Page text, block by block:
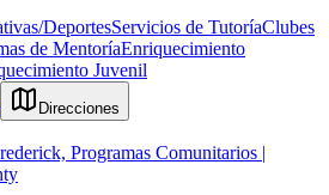
DeportesServicios de TutoríaClubes
de MentoríaEnriquecimiento
Juvenil
Direcciones
Programas Comunitarios |